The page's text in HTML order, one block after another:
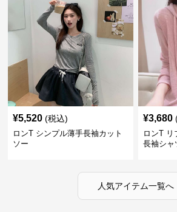
¥5,520 (税込)
ロンT シンプル薄手長袖カット
ソー
¥3,680
ロンT リ
長袖シャ
人気アイテム一覧へ